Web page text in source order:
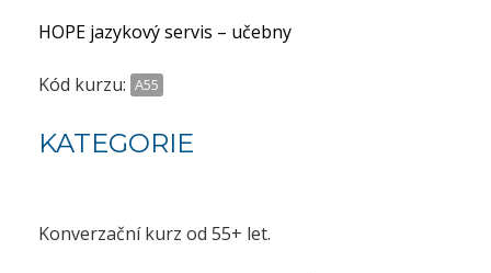
HOPE jazykový servis – učebny
Kód kurzu: A55
KATEGORIE
Konverzační kurz od 55+ let.